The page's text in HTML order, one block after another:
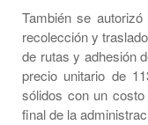
También se
recolección y
de rutas y adhesión
precio unitario de
sólidos con un
final de la